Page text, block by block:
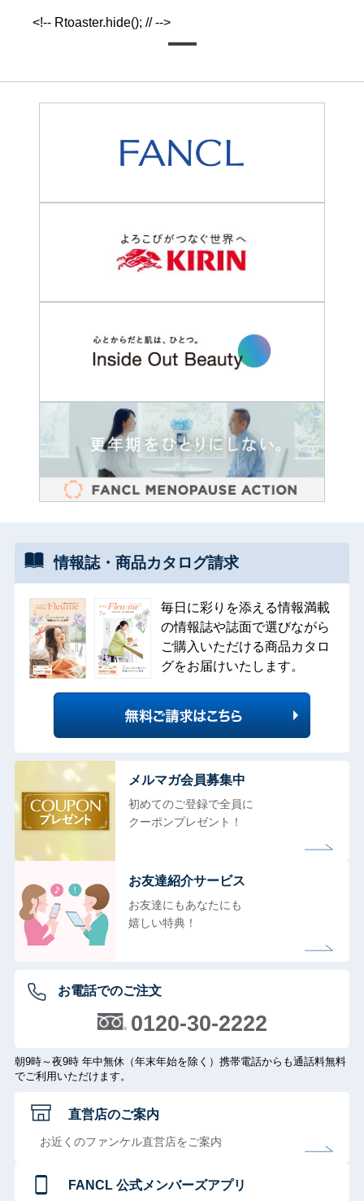
情報誌・ 商品カタログ請求
毎日に彩りを添える情報満載
の情報誌や誌面で選びながら
ご購入いただける商品カタロ
グをお届けいたします。
メルマガ会員募集中
初めてのご登録で全員に
クーポンプレゼント！
お友達紹介サービス
お友達にもあなたにも
嬉しい特典！
お電話でのご注文
0120-30-2222
朝9時～夜9時 年中無休（年末年始を除く）携帯電話からも通話料無料
でご利用いただけます。
直営店のご案内
お近くのファンケル直営店をご案内
FANCL 公式メンバーズアプリ